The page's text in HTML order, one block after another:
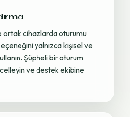
ortak cihazlarda oturumu
yalnızca kişisel ve
Şüpheli bir oturum
ve destek ekibine